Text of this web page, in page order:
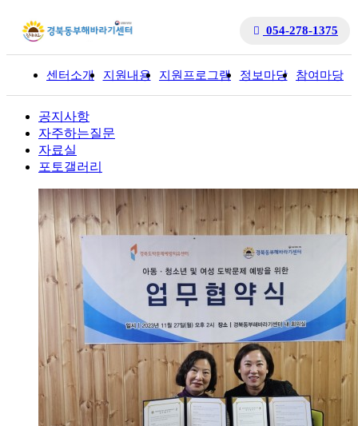
054-278-1375
센터소개 지원내용 지원프로그램 정보마당 참여마당
공지사항
자주하는질문
자료실
포토갤러리